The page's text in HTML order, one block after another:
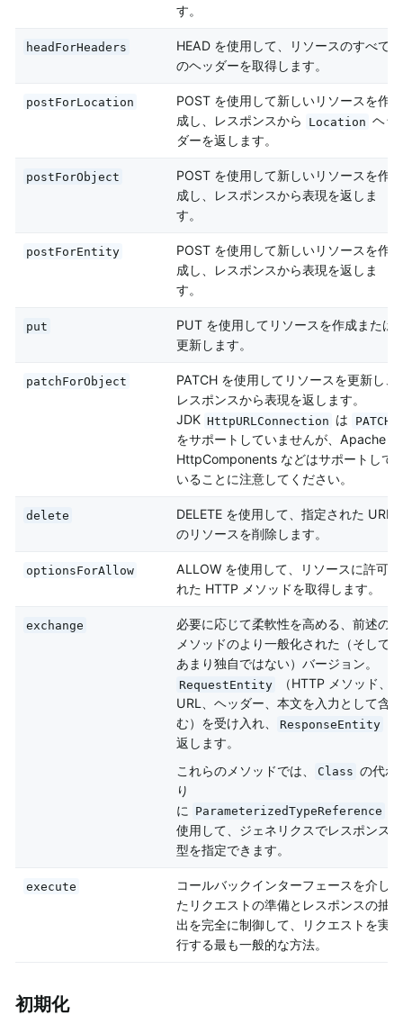
す。
headForHeaders
HEAD を使用して、リソースのすべて
のヘッダーを取得します。
postForLocation
POST を使用して新しいリソースを作
成し、レスポンスから
Location ヘッ
ダーを返します。
postForObject
POST を使用して新しいリソースを作
成し、レスポンスから表現を返しま
す。
postForEntity
POST を使用して新しいリソースを作
成し、レスポンスから表現を返しま
す。
put
PUT を使用してリソースを作成または
更新します。
patchForObject
PATCH を使用してリソースを更新し、
レスポンスから表現を返します。
JDK HttpURLConnection は PATCH
をサポートしていませんが、Apache
HttpComponents などはサポートして
いることに注意してください。
delete
DELETE を使用して、指定された URI
のリソースを削除します。
optionsForAllow
ALLOW を使用して、リソースに許可さ
れた HTTP メソッドを取得します。
exchange
必要に応じて柔軟性を高める、前述の
メソッドのより一般化された（そして
あまり独自ではない）バージョン。
RequestEntity
（HTTP メソッド、
URL、ヘッダー、本文を入力として含
む）を受け入れ、
ResponseEntity
返します。
これらのメソッドでは、
Class の代わ
り
に
ParameterizedTypeReference
使用して、ジェネリクスでレスポンス
型を指定できます。
execute
コールバックインターフェースを介し
たリクエストの準備とレスポンスの抽
出を完全に制御して、リクエストを実
行する最も一般的な方法。
初期化